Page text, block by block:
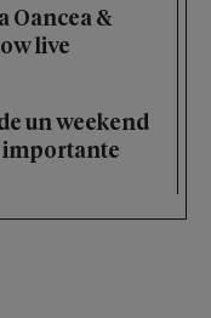
Oancea &
live
un weekend
importante